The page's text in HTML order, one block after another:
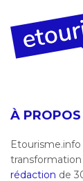
À
transformation
rédaction de